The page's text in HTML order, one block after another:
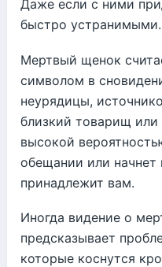
Даже если с ними
быстро устранимыми.
Мертвый щенок
символом в
неурядицы,
близкий товарищ или
высокой
обещании или начнет
принадлежит вам.
Иногда видение о
предсказывает
которые коснутся